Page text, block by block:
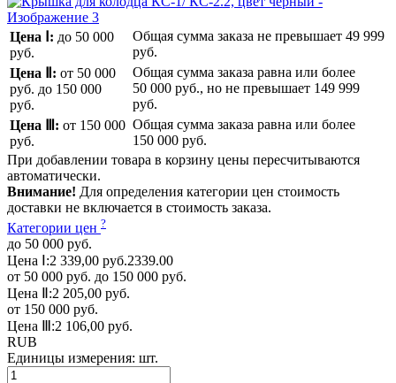
Цена Ⅰ: до 50 000
руб.
Общая сумма заказа не превышает 49 999
руб.
Цена Ⅱ: от 50 000
руб. до 150 000
руб.
Общая сумма заказа равна или более
50 000 руб., но не превышает 149 999
руб.
Цена Ⅲ: от 150 000
руб.
Общая сумма заказа равна или более
150 000 руб.
При добавлении товара в корзину цены пересчитываются
автоматически.
Внимание! Для определения категории цен стоимость
доставки не включается в стоимость заказа.
Категории цен ?
до 50 000 руб.
Цена Ⅰ:2 339,00 руб.2339.00
от 50 000 руб. до 150 000 руб.
Цена Ⅱ:2 205,00 руб.
от 150 000 руб.
Цена Ⅲ:2 106,00 руб.
RUB
Единицы измерения: шт.